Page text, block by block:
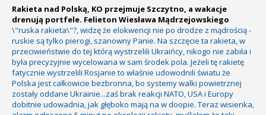
Rakieta nad Polską, KO przejmuje Szczytno, a wakacje
drenują portfele. Felieton Wiesława Mądrzejowskiego
\"ruska rakieta\"?, widzę że elokwencji nie po drodze z mądrością -
ruskie są tylko pierogi, szanowny Panie. Na szczęcie ta rakieta, w
przeciwieństwie do tej którą wystrzelili Ukraińcy, nikogo nie zabiła i
była precyzyjnie wycelowana w sam środek pola. Jeżeli tę rakietę
fatycznie wystrzelili Rosjanie to właśnie udowodnili światu że
Polska jest całkowicie bezbronna, bo systemy walki powietrznej
zostały oddane Ukrainie...zaś brak reakcji NATO, USA i Europy
dobitnie udowadnia, jak głęboko mają na w doopie. Teraz wisienka,